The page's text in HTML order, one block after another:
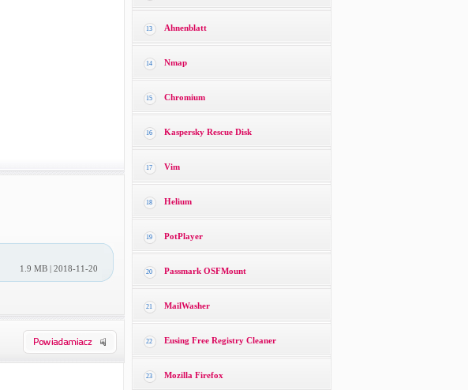
1.9 MB | 2018-11-20
13 Ahnenblatt
14 Nmap
15 Chromium
16 Kaspersky Rescue Disk
17 Vim
18 Helium
19 PotPlayer
20 Passmark OSFMount
21 MailWasher
22 Eusing Free Registry Cleaner
23 Mozilla Firefox